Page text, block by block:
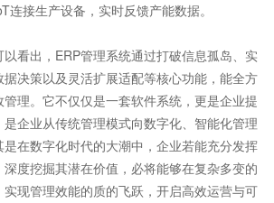
连接生产设备，实时反馈产能数据。
出，ERP管理系统通过打破信息孤岛、实
决策以及灵活扩展适配等核心功能，能全方
理。它不仅仅是一套软件系统，更是企业提
企业从传统管理模式向数字化、智能化管理
在数字化时代的大潮中，企业若能充分发挥
度挖掘其潜在价值，必将能够在复杂多变的
现管理效能的质的飞跃，开启高效运营与可